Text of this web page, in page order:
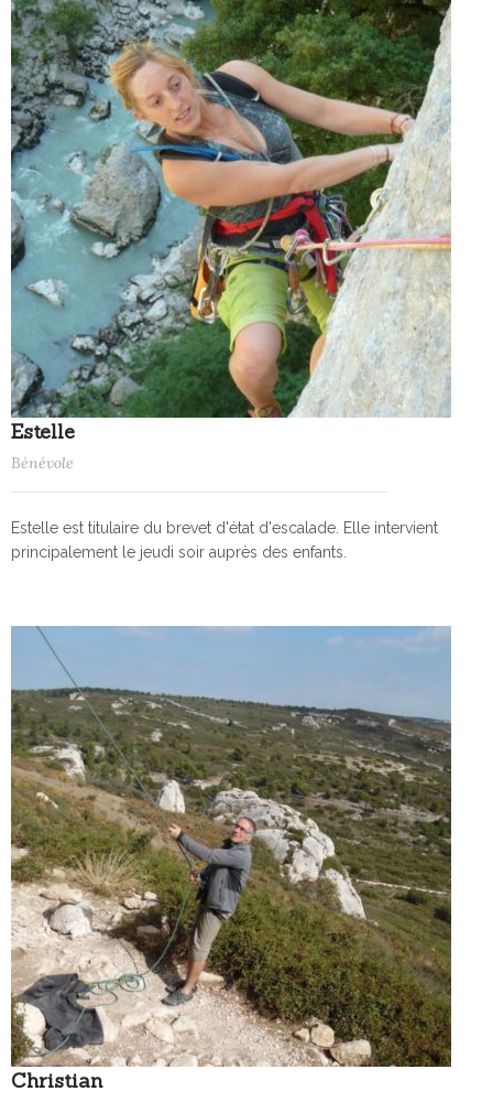
Estelle
Bénévole
Estelle est titulaire du brevet d'état d'escalade. Elle intervient
principalement le jeudi soir auprès des enfants.
Christian